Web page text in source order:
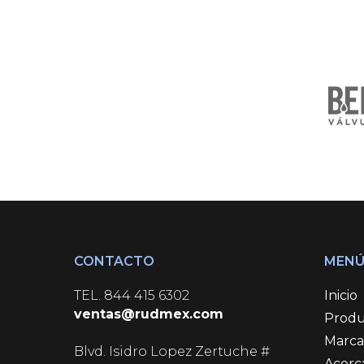
CONTACTO
TEL. 844 415 6302
ventas@rudmex.com
Blvd. Isidro Lopez Zertuche #
MENÚ
Inicio